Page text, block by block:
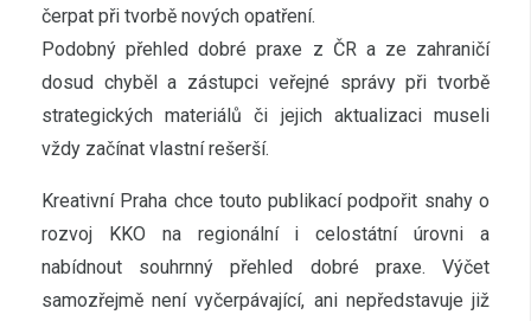
čerpat při tvorbě nových opatření.
Podobný přehled dobré praxe z ČR a ze zahraničí
dosud chyběl a zástupci veřejné správy při tvorbě
strategických materiálů či jejich aktualizaci museli
vždy začínat vlastní rešerší.
Kreativní Praha chce touto publikací podpořit snahy o
rozvoj KKO na regionální i celostátní úrovni a
nabídnout souhrnný přehled dobré praxe. Výčet
samozřejmě není vyčerpávající, ani nepředstavuje již